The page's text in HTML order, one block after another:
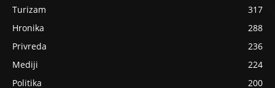
Turizam
317
Hronika
288
Privreda
236
Mediji
224
Politika
200